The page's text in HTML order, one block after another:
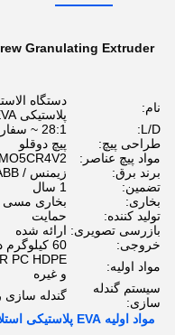
نام:
دستگاه
پلاستیکی EVA
L/D:
28:1 ~ سفارشی
طراحی پیچ:
پیچ دوقلو
مواد پیچ ​​عناصر:
برند برق:
زیمنس / ABB / اشنایدر / دلتا / امرون / سایر
تضمین:
1 سال
بخاری:
بخاری مسی
تولید کننده:
حمایت
بازرسی تصویری: ارائه شده
خروجی:
60 کیلوگرم در ساعت ~ سفارشی
مواد اولیه:
PC HDPE
و غیره
سیستم گندله
سازی:
گندله
مواد اولیه EVA پلاستیکی استلاستومرهای ترموپلاستیک دو پیچ گرانولاتور